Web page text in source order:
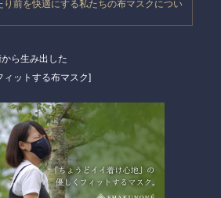
り前を快適にする私たちの布マスクについ
ら生み出した
ィットする布マスク]